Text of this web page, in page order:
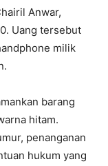
Anwar,
Uang tersebut
milik
barang
hitam.
penanganan
hukum yang